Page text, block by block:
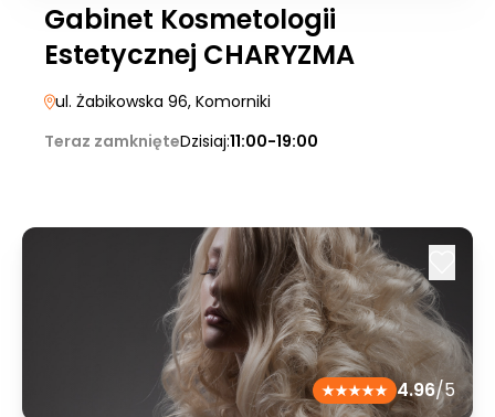
Gabinet Kosmetologii
Estetycznej CHARYZMA
ul. Żabikowska 96, Komorniki
Teraz zamknięteDzisiaj:11:00-19:00
4.96/5